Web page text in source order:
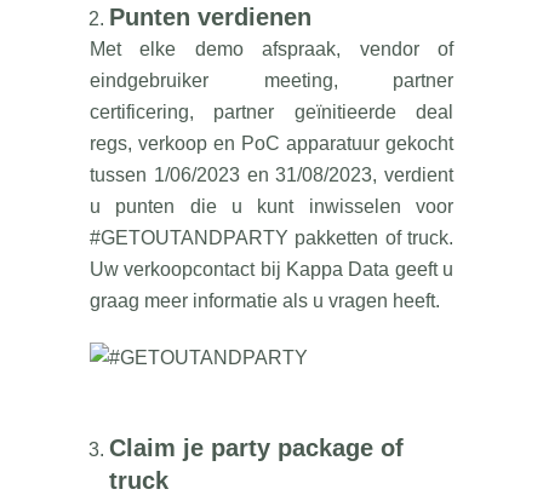
Punten verdienen
Met elke demo afspraak, vendor of
eindgebruiker meeting, partner
certificering, partner geïnitieerde deal
regs, verkoop en PoC apparatuur gekocht
tussen 1/06/2023 en 31/08/2023, verdient
u punten die u kunt inwisselen voor
#GETOUTANDPARTY pakketten of truck.
Uw verkoopcontact bij Kappa Data geeft u
graag meer informatie als u vragen heeft.
Claim je party package of
truck